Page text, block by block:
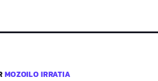
MOZOILO IRRATIA